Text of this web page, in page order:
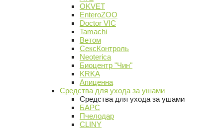
OKVET
EnteroZOO
Doctor VIC
Tamachi
Ветом
СексКонтроль
Neoterica
Биоцентр "Чин"
KRKA
Апиценна
Средства для ухода за ушами
Средства для ухода за ушами
БАРС
Пчелодар
CLINY